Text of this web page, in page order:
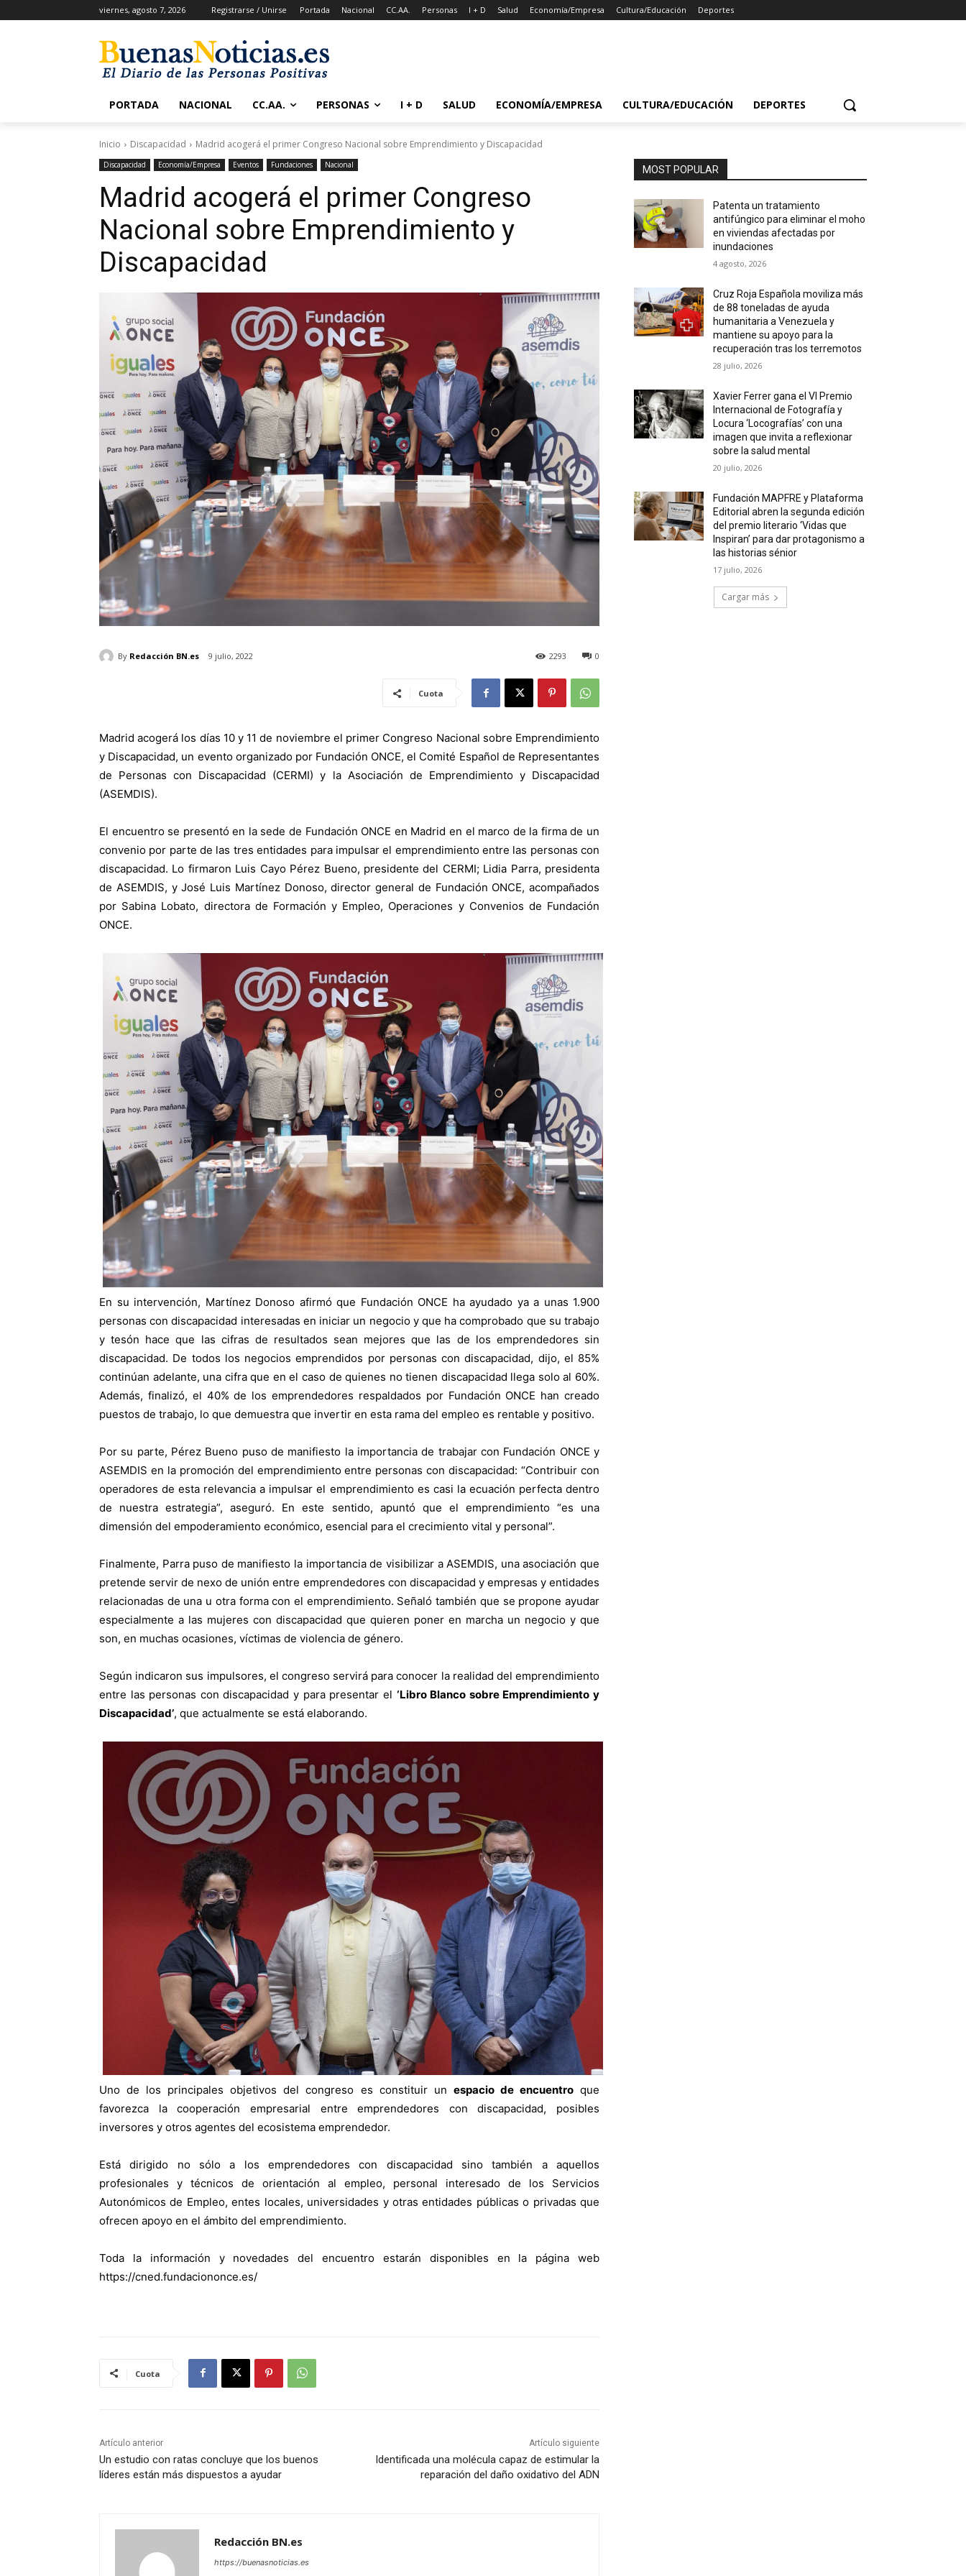
viernes, agosto 7, 2026 Registrarse / Unirse Portada Nacional CC.AA. Personas I + D Salud Economía/Empresa Cultura/Educación Deportes
PORTADA NACIONAL CC.AA. PERSONAS I + D SALUD ECONOMÍA/EMPRESA CULTURA/EDUCACIÓN DEPORTES
Inicio Discapacidad Madrid acogerá el primer Congreso Nacional sobre Emprendimiento y Discapacidad
Discapacidad Economía/Empresa Eventos Fundaciones Nacional
Madrid acogerá el primer Congreso
Nacional sobre Emprendimiento y
Discapacidad
By Redacción BN.es 9 julio, 2022 0
2293
Cuota
Madrid acogerá los días 10 y 11 de noviembre el primer Congreso Nacional sobre Emprendimiento
y Discapacidad, un evento organizado por Fundación ONCE, el Comité Español de Representantes
de Personas con Discapacidad (CERMI) y la Asociación de Emprendimiento y Discapacidad
(ASEMDIS).
El encuentro se presentó en la sede de Fundación ONCE en Madrid en el marco de la firma de un
convenio por parte de las tres entidades para impulsar el emprendimiento entre las personas con
discapacidad. Lo firmaron Luis Cayo Pérez Bueno, presidente del CERMI; Lidia Parra, presidenta
de ASEMDIS, y José Luis Martínez Donoso, director general de Fundación ONCE, acompañados
por Sabina Lobato, directora de Formación y Empleo, Operaciones y Convenios de Fundación
ONCE.
En su intervención, Martínez Donoso afirmó que Fundación ONCE ha ayudado ya a unas 1.900
personas con discapacidad interesadas en iniciar un negocio y que ha comprobado que su trabajo
y tesón hace que las cifras de resultados sean mejores que las de los emprendedores sin
discapacidad. De todos los negocios emprendidos por personas con discapacidad, dijo, el 85%
continúan adelante, una cifra que en el caso de quienes no tienen discapacidad llega solo al 60%.
Además, finalizó, el 40% de los emprendedores respaldados por Fundación ONCE han creado
puestos de trabajo, lo que demuestra que invertir en esta rama del empleo es rentable y positivo.
Por su parte, Pérez Bueno puso de manifiesto la importancia de trabajar con Fundación ONCE y
ASEMDIS en la promoción del emprendimiento entre personas con discapacidad: “Contribuir con
operadores de esta relevancia a impulsar el emprendimiento es casi la ecuación perfecta dentro
de nuestra estrategia”, aseguró. En este sentido, apuntó que el emprendimiento “es una
dimensión del empoderamiento económico, esencial para el crecimiento vital y personal”.
Finalmente, Parra puso de manifiesto la importancia de visibilizar a ASEMDIS, una asociación que
pretende servir de nexo de unión entre emprendedores con discapacidad y empresas y entidades
relacionadas de una u otra forma con el emprendimiento. Señaló también que se propone ayudar
especialmente a las mujeres con discapacidad que quieren poner en marcha un negocio y que
son, en muchas ocasiones, víctimas de violencia de género.
Según indicaron sus impulsores, el congreso servirá para conocer la realidad del emprendimiento
entre las personas con discapacidad y para presentar el ‘Libro Blanco sobre Emprendimiento y
Discapacidad’, que actualmente se está elaborando.
Uno de los principales objetivos del congreso es constituir un espacio de encuentroque
favorezca la cooperación empresarial entre emprendedores con discapacidad, posibles
inversores y otros agentes del ecosistema emprendedor.
Está dirigido no sólo a los emprendedores con discapacidad sino también a aquellos
profesionales y técnicos de orientación al empleo, personal interesado de los Servicios
Autonómicos de Empleo, entes locales, universidades y otras entidades públicas o privadas que
ofrecen apoyo en el ámbito del emprendimiento.
Toda la información y novedades del encuentro estarán disponibles en la página web
https://cned.fundaciononce.es/
Cuota
Artículo anterior
Un estudio con ratas concluye que los buenos
líderes están más dispuestos a ayudar
Artículo siguiente
Identificada una molécula capaz de estimular la
reparación del daño oxidativo del ADN
Redacción BN.es
https://buenasnoticias.es
MOST POPULAR
Patenta un tratamiento
antifúngico para eliminar el moho
en viviendas afectadas por
inundaciones
4 agosto, 2026
Cruz Roja Española moviliza más
de 88 toneladas de ayuda
humanitaria a Venezuela y
mantiene su apoyo para la
recuperación tras los terremotos
28 julio, 2026
Xavier Ferrer gana el VI Premio
Internacional de Fotografía y
Locura ‘Locografías’ con una
imagen que invita a reflexionar
sobre la salud mental
20 julio, 2026
Fundación MAPFRE y Plataforma
Editorial abren la segunda edición
del premio literario ‘Vidas que
Inspiran’ para dar protagonismo a
las historias sénior
17 julio, 2026
Cargar más